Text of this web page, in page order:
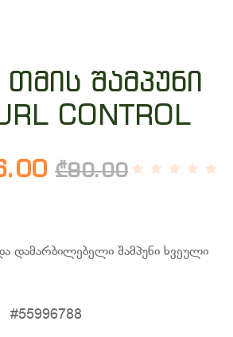
შამპუნი
CONTROL
₾90.00
დამარბილებელი შამპუნი ხვეული
#55996788